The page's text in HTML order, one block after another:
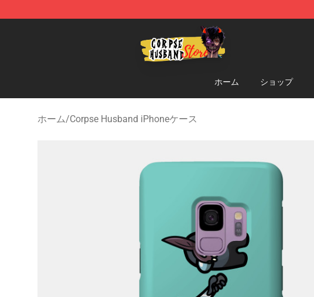
Corpse Husband Shop - Official Corpse Husband Merchandise Store
ホーム ショップ
ホーム/Corpse Husband iPhoneケース